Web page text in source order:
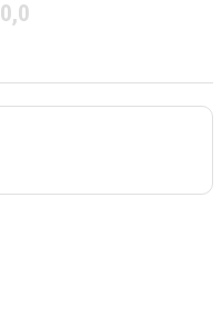
0,0